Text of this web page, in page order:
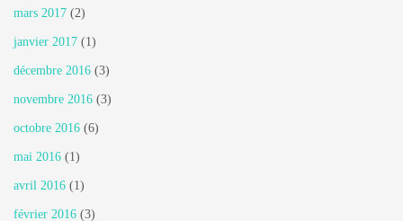
mars 2017 (2)
janvier 2017 (1)
décembre 2016 (3)
novembre 2016 (3)
octobre 2016 (6)
mai 2016 (1)
avril 2016 (1)
février 2016 (3)